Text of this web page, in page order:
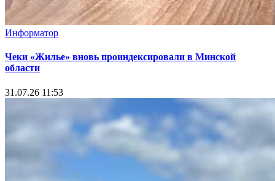
Информатор
Чеки «Жилье» вновь проиндексировали в Минской
области
31.07.26 11:53